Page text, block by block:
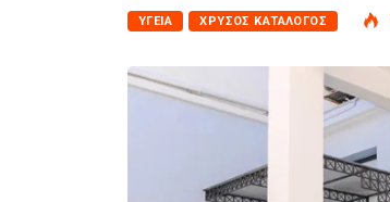
ΥΓΕΊΑ ΧΡΥΣΌΣ ΚΑΤΆΛΟΓΟΣ